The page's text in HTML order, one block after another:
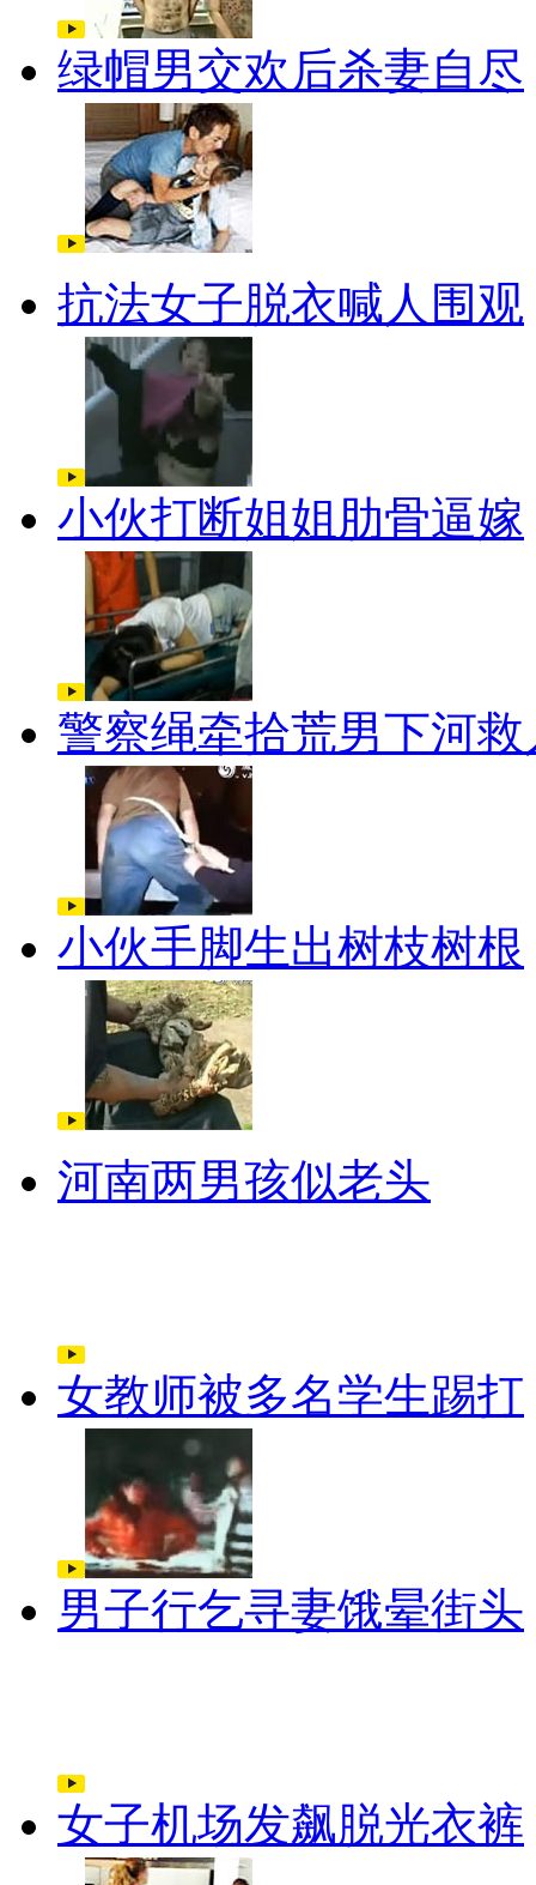
绿帽男交欢后杀妻自尽
抗法女子脱衣喊人围观
小伙打断姐姐肋骨逼嫁
警察绳牵拾荒男下河救
小伙手脚生出树枝树根
河南两男孩似老头
女教师被多名学生踢打
男子行乞寻妻饿晕街头
女子机场发飙脱光衣裤